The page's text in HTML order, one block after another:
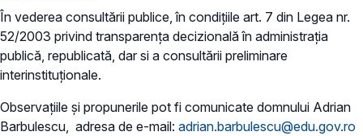
În vederea consultării publice, în condiţiile art. 7 din Legea nr.
52/2003 privind transparenţa decizională în administraţia
publică, republicată, dar si a consultării preliminare
interinstituționale.
Observațiile și propunerile pot fi comunicate domnului Adrian
Barbulescu, adresa de e-mail: adrian.barbulescu@edu.gov.ro